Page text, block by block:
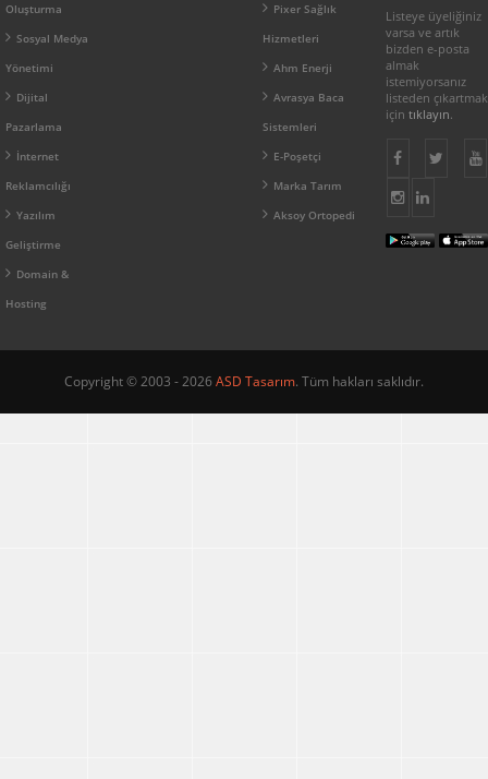
Oluşturma
Sosyal Medya
Yönetimi
Dijital
Pazarlama
İnternet
Reklamcılığı
Yazılım
Geliştirme
Domain &
Hosting
Pixer Sağlık
Hizmetleri
Ahm Enerji
Avrasya Baca
Sistemleri
E-Poşetçi
Marka Tarım
Aksoy Ortopedi
Listeye üyeliğiniz
varsa ve artık
bizden e-posta
almak
istemiyorsanız
listeden çıkartmak
için tıklayın.
Copyright © 2003 - 2026 ASD Tasarım. Tüm hakları saklıdır.